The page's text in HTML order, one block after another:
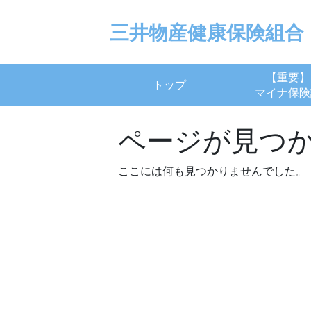
三井物産健康保険組合
トップ
【重要】
マイナ保
ページが見つ
ここには何も見つかりませんでした。